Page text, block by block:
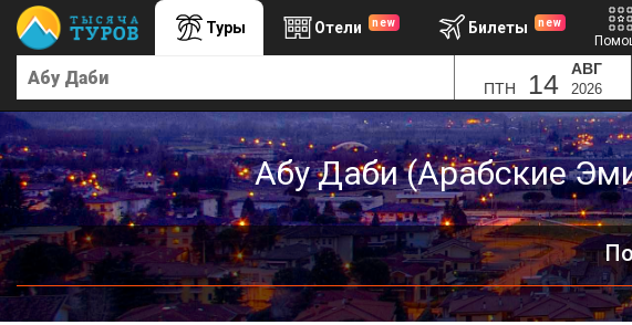
Туры Отели new Билеты new
ПТН 14 АВГ
2026
Абу Даби (Арабские
Главная
Офис г. Москва
Помощь
Подборки отелей
Турция
Таиланд